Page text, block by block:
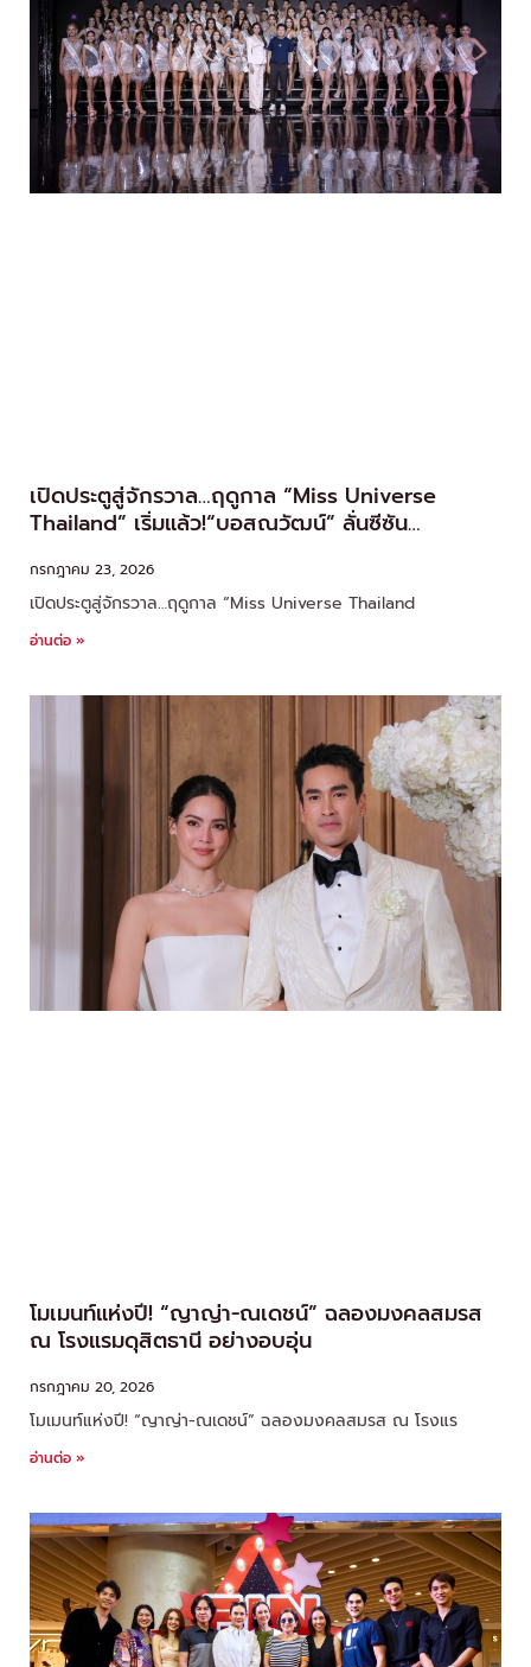
เปิดประตูสู่จักรวาล…ฤดูกาล “Miss Universe
Thailand” เริ่มแล้ว!“บอสณวัฒน์” ลั่นซีซัน
กรกฎาคม 23, 2026
เปิดประตูสู่จักรวาล…ฤดูกาล “Miss Universe Thailand
อ่านต่อ »
โมเมนท์แห่งปี! “ญาญ่า-ณเดชน์” ฉลองมงคลสมรส
ณ โรงแรมดุสิตธานี อย่างอบอุ่น
กรกฎาคม 20, 2026
โมเมนท์แห่งปี! “ญาญ่า-ณเดชน์” ฉลองมงคลสมรส ณ โรงแร
อ่านต่อ »